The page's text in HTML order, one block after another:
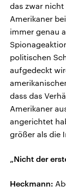
das zwar
Amerikaner
immer genau
politischen
aufgedeckt
dass das
Amerikaner
angerichtet
größer als die
„Nicht der
Heckmann: